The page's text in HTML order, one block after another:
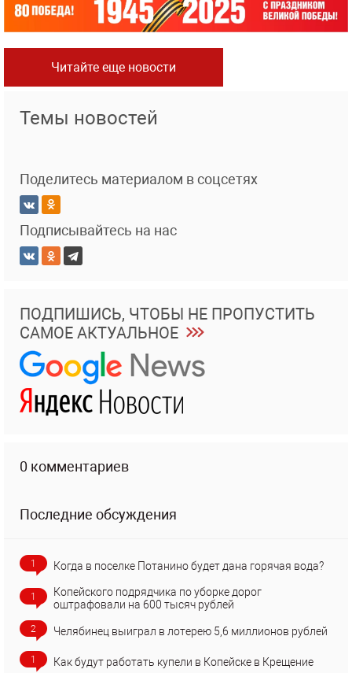
Читайте еще новости
Темы новостей
Поделитесь материалом в соцсетях
Подписывайтесь на нас
ПОДПИШИСЬ, ЧТОБЫ НЕ ПРОПУСТИТЬ
САМОЕ АКТУАЛЬНОЕ
0 комментариев
Последние обсуждения
1 Когда в поселке Потанино будет дана горячая вода?
1
Копейского подрядчика по уборке дорог
оштрафовали на 600 тысяч рублей
2 Челябинец выиграл в лотерею 5,6 миллионов рублей
1 Как будут работать купели в Копейске в Крещение